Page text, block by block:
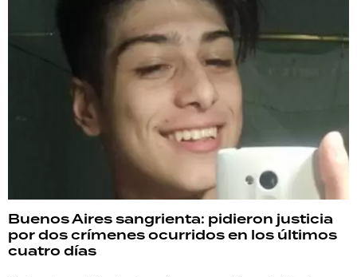
Buenos Aires sangrienta: pidieron justicia
por dos crímenes ocurridos en los últimos
cuatro días